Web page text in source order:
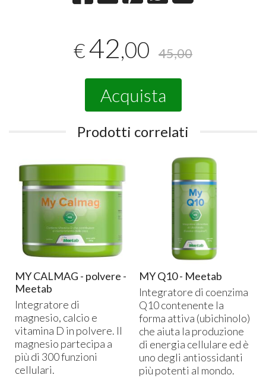
€42,00 45,00
Acquista
Prodotti correlati
MY CALMAG - polvere -
Meetab
Integratore di
magnesio, calcio e
vitamina D in polvere. Il
magnesio partecipa a
più di 300 funzioni
cellulari.
MY Q10 - Meetab
Integratore di coenzima
Q10 contenente la
forma attiva (ubichinolo)
che aiuta la produzione
di energia cellulare ed è
uno degli antiossidanti
più potenti al mondo.